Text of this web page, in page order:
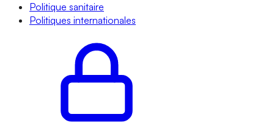
Politique sanitaire
Politiques internationales